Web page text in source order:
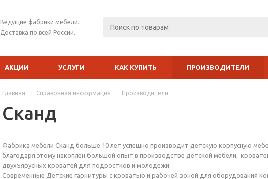
Ведущие фабрики мебели.
Доставка по всей России.
АКЦИИ УСЛУГИ КАК КУПИТЬ ПРОИЗВОДИТЕЛИ
Главная - Справочная информация - Производители
Сканд
Фабрика мебели Сканд больше 10 лет успешно производит детскую корпусную
благодаря этому накоплен большой опыт в производстве детской мебели,
двухъярусных кроватей для подростков и молодежи.
Современные Детские гарнитуры с кроватью и рабочей зоной для оборудования